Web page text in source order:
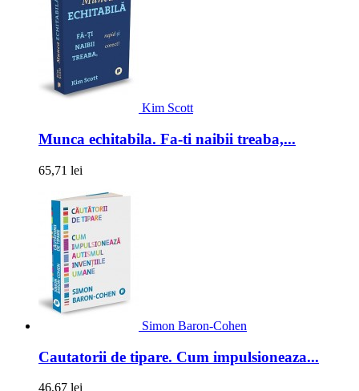
Kim Scott
Munca echitabila. Fa-ti naibii treaba,...
65,71 lei
Simon Baron-Cohen
Cautatorii de tipare. Cum impulsioneaza...
46,67 lei